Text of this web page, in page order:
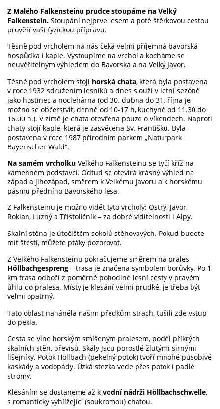
Z Malého Falkensteinu prudce stoupáme na Velký
Falkenstein. Stoupání nejprve lesem a poté štěrkovou cestou
prověří vaši fyzickou přípravu.
Těsně pod vrcholem na nás čeká velmi příjemná bavorská
hospůdka i kaple. Vystoupíme na vrchol a kocháme se
neuvěřitelným výhledem do Bavorska a na Velký Javor.
Těsně pod vrcholem stojí horská chata, která byla postavena
v roce 1932 sdružením lesníků a dnes slouží v letní sezóně
jako hostinec a noclehárna (od 30. dubna do 31. října je
možno se občerstvit, denně od 10-17 h, kuchyně od 11.30 do
16.00 h.). V zimě je chata otevřena pouze o víkendech. Naproti
chaty stojí kaple, která je zasvěcena Sv. Františku. Byla
postavena v roce 1987 přírodním parkem „Naturpark
Bayerischer Wald“.
Na samém vrcholku Velkého Falkensteinu se tyčí kříž na
kamenném podstavci. Odtud se otevírá krásný výhled na
západ a jihozápad, směrem k Velkému Javoru a k horskému
pásmu předního Bavorského lesa.
Z Falkensteinu je možno vidět tyto vrcholy: Ostrý, Javor,
Roklan, Luzný a Třístoličník – za dobré viditelnosti i Alpy.
Skalní stěna je útočištěm sokolů stěhovavých. Pokud budete
mít štěstí, můžete ptáky pozorovat.
Z Velkého Falkensteinu pokračujeme směrem na prales
Höllbachgespreng – trasa je značena symbolem borůvky. Po 1
km trasa odbočí z poměrně pohodlné lesní cesty v pravém
úhlu do pralesa. Místy je klesání velmi prudké, je třeba být
velmi opatrný.
Tato oblast naháněla našim předkům strach, tušili zde vstup
do pekla.
Cesta se vine horským smíšeným pralesem, podél příkrých
skalních stěn, převisů. Skály jsou porostlé žlutými sirnými
lišejníky. Potok Höllbach (pekelný potok) tvoří mnohé působivé
kaskády a vodopády. Úzká stezka vede přes potok i padlé
stromy.
Klesáním se dostaneme až k vodní nádrži Höllbachschwelle,
s romanticky vyhlížející (soukromou) chatou.